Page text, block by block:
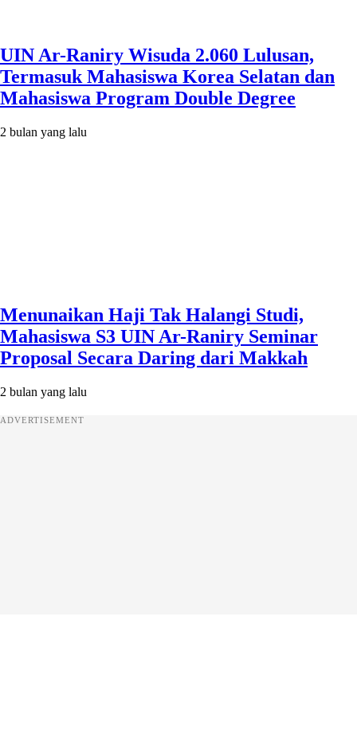
UIN Ar-Raniry Wisuda 2.060 Lulusan,
Termasuk Mahasiswa Korea Selatan dan
Mahasiswa Program Double Degree
2 bulan yang lalu
Menunaikan Haji Tak Halangi Studi,
Mahasiswa S3 UIN Ar-Raniry Seminar
Proposal Secara Daring dari Makkah
2 bulan yang lalu
ADVERTISEMENT